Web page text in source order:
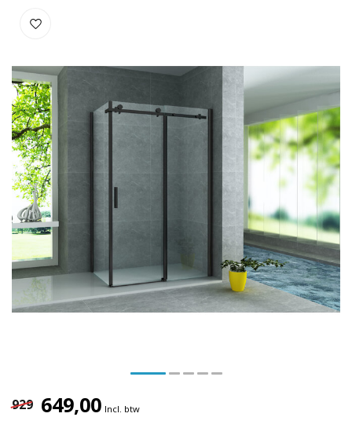
929 649,00 Incl. btw